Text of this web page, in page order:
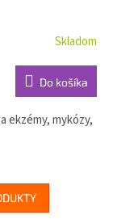
Skladom
Do košíka
ekzémy, mykózy,